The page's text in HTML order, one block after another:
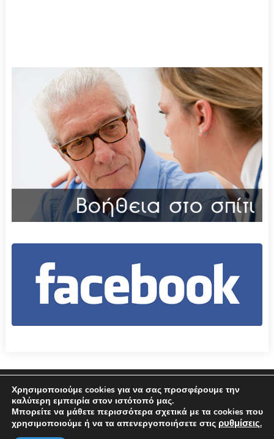
Επικοινωνία Όροι χρήσης – Πολιτική Απορρήτου
© 2026 Δήμος Αμφιλοχίας
Χρησιμοποιούμε cookies για να σας προσφέρουμε την
καλύτερη εμπειρία στον ιστότοπό μας.
Μπορείτε να μάθετε περισσότερα σχετικά με τα cookies που
χρησιμοποιούμε ή να τα απενεργοποιήσετε στις ρυθμίσεις.